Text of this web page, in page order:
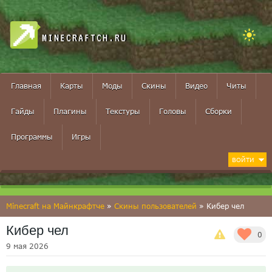
MINECRAFTCH.RU
Главная Карты Моды Скины Видео Читы
Гайды Плагины Текстуры Головы Сборки
Программы Игры
ВОЙТИ
Minecraft на Майнкрафтче » Скины пользователей » Кибер чел
0
Кибер чел
9 мая 2026